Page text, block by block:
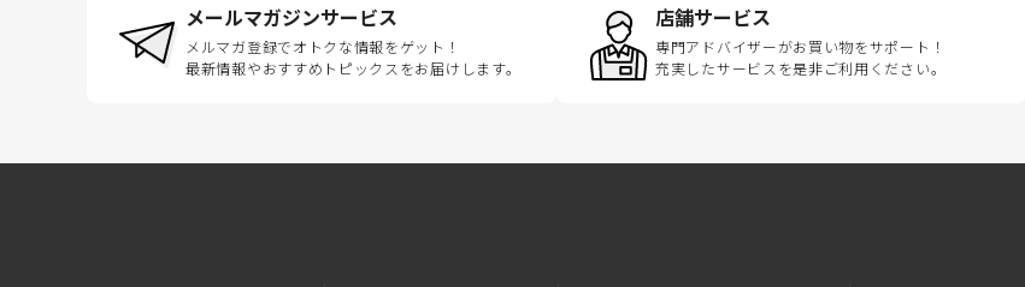
メールマガジンサービス
メルマガ登録でオトクな情報をゲット！
最新情報やおすすめトピックスをお届けします。
店舗サービス
専門アドバイザーがお買い物をサポート！
充実したサービスを是非ご利用ください。